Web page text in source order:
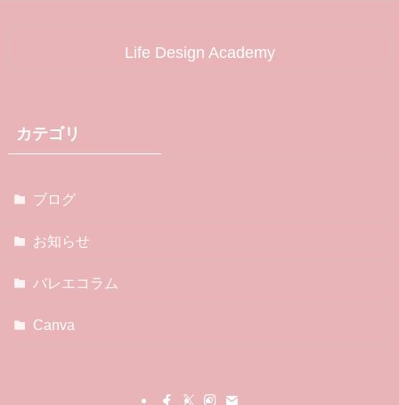
Life Design Academy
カテゴリ
ブログ
お知らせ
バレエコラム
Canva